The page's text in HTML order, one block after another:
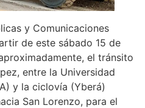
y Comunicaciones
de este sábado 15 de
el tránsito
entre la Universidad
y la ciclovía (Yberá)
San Lorenzo, para el